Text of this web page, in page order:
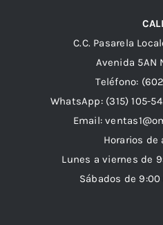
C.C. Pasarela
Avenida 5AN
Teléfono:
WhatsApp: (315) 105-
Email:
Horarios de
Lunes a viernes de
Sábados de